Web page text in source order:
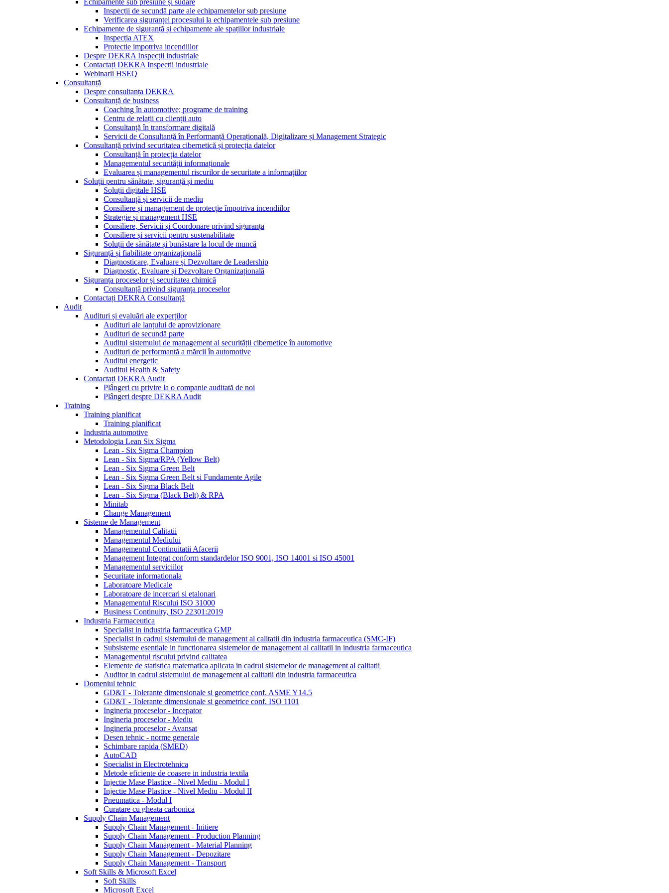
Echipamente sub presiune și sudare
Inspecții de secundă parte ale echipamentelor sub presiune
Verificarea siguranței procesului la echipamentele sub presiune
Echipamente de siguranță și echipamente ale spațiilor industriale
Inspecția ATEX
Protectie impotriva incendiilor
Despre DEKRA Inspecții industriale
Contactați DEKRA Inspecții industriale
Webinarii HSEQ
Consultanță
Despre consultanța DEKRA
Consultanță de business
Coaching în automotive; programe de training
Centru de relații cu clienții auto
Consultanță în transformare digitală
Servicii de Consultanță în Performanță Operațională, Digitalizare și Management Strategic
Consultanță privind securitatea cibernetică și protecția datelor
Consultanță în protecția datelor
Managementul securității informaționale
Evaluarea și managementul riscurilor de securitate a informațiilor
Soluții pentru sănătate, siguranță și mediu
Soluții digitale HSE
Consultanță și servicii de mediu
Consiliere și management de protecție împotriva incendiilor
Strategie și management HSE
Consiliere, Servicii și Coordonare privind siguranța
Consiliere și servicii pentru sustenabilitate
Soluții de sănătate și bunăstare la locul de muncă
Siguranță și fiabilitate organizațională
Diagnosticare, Evaluare și Dezvoltare de Leadership
Diagnostic, Evaluare și Dezvoltare Organizațională
Siguranța proceselor și securitatea chimică
Consultanță privind siguranța proceselor
Contactați DEKRA Consultanță
Audit
Audituri și evaluări ale experților
Audituri ale lanțului de aprovizionare
Audituri de secundă parte
Auditul sistemului de management al securității cibernetice în automotive
Audituri de performanță a mărcii în automotive
Auditul energetic
Auditul Health & Safety
Contactați DEKRA Audit
Plângeri cu privire la o companie auditată de noi
Plângeri despre DEKRA Audit
Training
Training planificat
Training planificat
Industria automotive
Metodologia Lean Six Sigma
Lean - Six Sigma Champion
Lean - Six Sigma/RPA (Yellow Belt)
Lean - Six Sigma Green Belt
Lean - Six Sigma Green Belt si Fundamente Agile
Lean - Six Sigma Black Belt
Lean - Six Sigma (Black Belt) & RPA
Minitab
Change Management
Sisteme de Management
Managementul Calitatii
Managementul Mediului
Managementul Continuitatii Afacerii
Management Integrat conform standardelor ISO 9001, ISO 14001 si ISO 45001
Managementul serviciilor
Securitate informationala
Laboratoare Medicale
Laboratoare de incercari si etalonari
Managementul Riscului ISO 31000
Business Continuity, ISO 22301:2019
Industria Farmaceutica
Specialist in industria farmaceutica GMP
Specialist in cadrul sistemului de management al calitatii din industria farmaceutica (SMC-IF)
Subsisteme esentiale in functionarea sistemelor de management al calitatii in industria farmaceutica
Managementul riscului privind calitatea
Elemente de statistica matematica aplicata in cadrul sistemelor de management al calitatii
Auditor in cadrul sistemului de management al calitatii din industria farmaceutica
Domeniul tehnic
GD&T - Tolerante dimensionale si geometrice conf. ASME Y14.5
GD&T - Tolerante dimensionale si geometrice conf. ISO 1101
Ingineria proceselor - Incepator
Ingineria proceselor - Mediu
Ingineria proceselor - Avansat
Desen tehnic - norme generale
Schimbare rapida (SMED)
AutoCAD
Specialist in Electrotehnica
Metode eficiente de coasere in industria textila
Injectie Mase Plastice - Nivel Mediu - Modul I
Injectie Mase Plastice - Nivel Mediu - Modul II
Pneumatica - Modul I
Curatare cu gheata carbonica
Supply Chain Management
Supply Chain Management - Initiere
Supply Chain Management - Production Planning
Supply Chain Management - Material Planning
Supply Chain Management - Depozitare
Supply Chain Management - Transport
Soft Skills & Microsoft Excel
Soft Skills
Microsoft Excel